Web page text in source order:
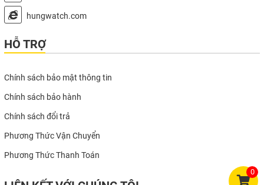
hungwatch.com
HỖ TRỢ
Chính sách bảo mật thông tin
Chính sách bảo hành
Chính sách đổi trả
Phương Thức Vận Chuyển
Phương Thức Thanh Toán
0